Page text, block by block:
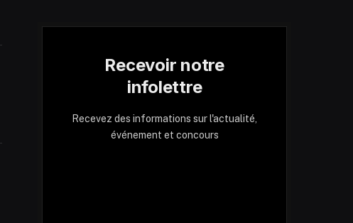
Recevoir notre
infolettre
Recevez des informations sur l'actualité,
événement et concours